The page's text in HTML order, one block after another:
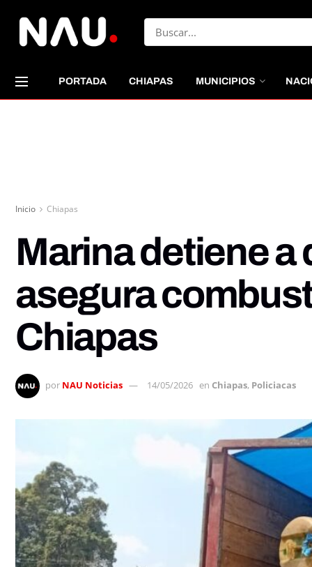
PORTADA CHIAPAS MUNICIPIOS
Inicio Chiapas
Marina detiene a
asegura
Chiapas
por NAU Noticias 14/05/2026 en Chiapas, Policiacas